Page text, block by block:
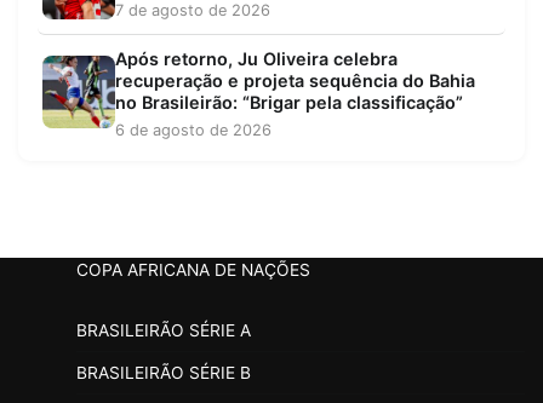
7 de agosto de 2026
Após retorno, Ju Oliveira celebra
recuperação e projeta sequência do Bahia
no Brasileirão: “Brigar pela classificação”
6 de agosto de 2026
COPA AFRICANA DE NAÇÕES
BRASILEIRÃO SÉRIE A
BRASILEIRÃO SÉRIE B